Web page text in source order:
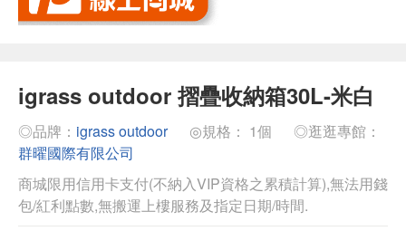
igrass outdoor 摺疊收納箱30L-米白
◎品牌： igrass outdoor ◎規格： 1個
◎逛逛專館：
群曜國際有限公司
商城限用信用卡支付(不納入VIP資格之累積計算),無法用錢
包/紅利點數,無搬運上樓服務及指定日期/時間.